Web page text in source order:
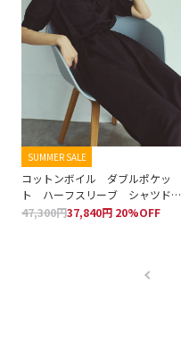
SUMMER SALE
コットンボイル ダブルポケッ
ト ハーフスリーブ シャツドレ
ス
47,300円37,840円 20%OFF